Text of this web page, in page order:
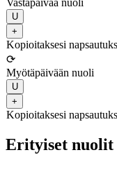
U
+
Kopioitaksesi
⟳
Myötäpäivään nuoli
U
+
Kopioitaksesi
Erityiset nuolit